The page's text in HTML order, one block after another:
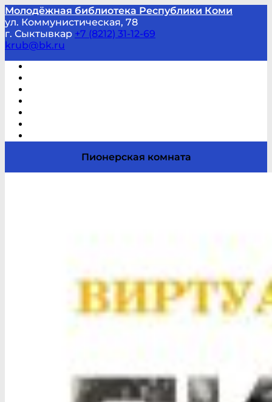
Молодёжная библиотека Республики Коми
ул. Коммунистическая, 78
г. Сыктывкар +7 (8212) 31-12-69
krub@bk.ru
Пионерская комната